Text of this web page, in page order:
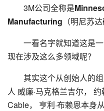
3M公司全称是
Manufacturing （明尼苏
一看名字就知道这是
现在涉及这么多领域呢？
其实这个从创始人的
人 威廉·马克格兰吉尔，
Cable， 亨利·布赖恩本身